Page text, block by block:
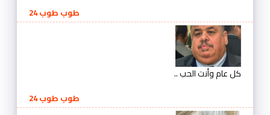
طوب طوب 24
كل عام وأنت الحب ..
طوب طوب 24